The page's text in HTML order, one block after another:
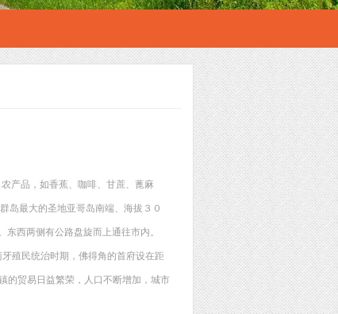
产品，如香蕉、咖啡、甘蔗、蓖麻
岛最大的圣地亚哥岛南端、海拔３０
东西两侧有公路盘旋而上通往市内。
殖民统治时期，佛得角的首府设在距
的贸易日益繁荣，人口不断增加，城市